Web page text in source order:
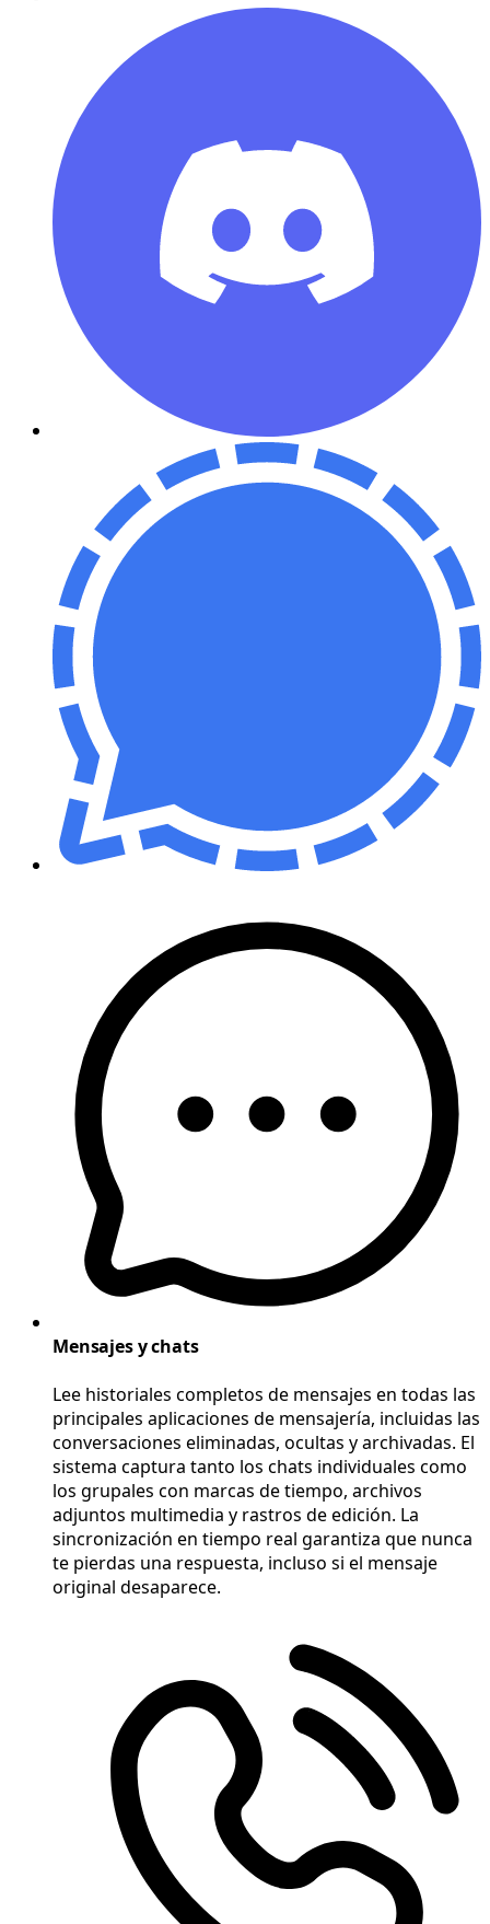
Mensajes y chats
Lee historiales completos de mensajes en todas las
principales aplicaciones de mensajería, incluidas las
conversaciones eliminadas, ocultas y archivadas. El
sistema captura tanto los chats individuales como
los grupales con marcas de tiempo, archivos
adjuntos multimedia y rastros de edición. La
sincronización en tiempo real garantiza que nunca
te pierdas una respuesta, incluso si el mensaje
original desaparece.